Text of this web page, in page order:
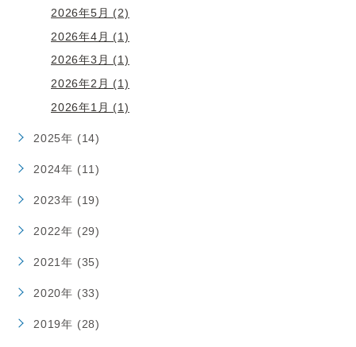
2026年5月 (2)
2026年4月 (1)
2026年3月 (1)
2026年2月 (1)
2026年1月 (1)
2025年 (14)
2024年 (11)
2023年 (19)
2022年 (29)
2021年 (35)
2020年 (33)
2019年 (28)